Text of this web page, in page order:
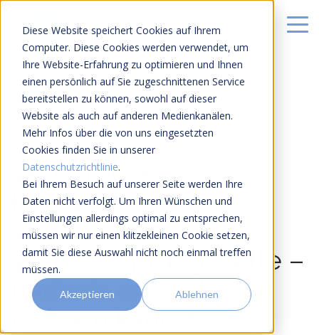
Diese Website speichert Cookies auf Ihrem
Computer. Diese Cookies werden verwendet, um
Ihre Website-Erfahrung zu optimieren und Ihnen
einen persönlich auf Sie zugeschnittenen Service
bereitstellen zu können, sowohl auf dieser
Website als auch auf anderen Medienkanälen.
Mehr Infos über die von uns eingesetzten
Cookies finden Sie in unserer
Datenschutzrichtlinie.
Bei Ihrem Besuch auf unserer Seite werden Ihre
Daten nicht verfolgt. Um Ihren Wünschen und
Einstellungen allerdings optimal zu entsprechen,
müssen wir nur einen klitzekleinen Cookie setzen,
damit Sie diese Auswahl nicht noch einmal treffen
müssen.
Akzeptieren Ablehnen
15 MIN LESEZEIT
Verborgene
Klimaexposition in
deiner
Wertschöpfungskette –
und wie du sie heute
messen kannst